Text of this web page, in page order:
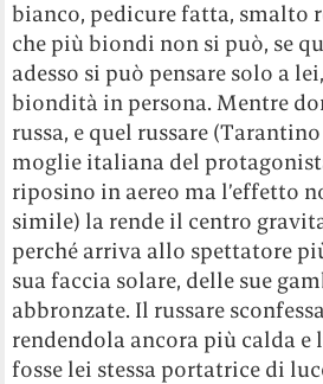
bianco, pedicure fatta, smalto
che più biondi non si può, se
adesso si può pensare solo a
biondità in persona. Mentre
russa, e quel russare
moglie italiana del
riposino in aereo ma l’effetto
simile) la rende il centro
perché arriva allo spettatore
sua faccia solare, delle sue
abbronzate. Il russare
rendendola ancora più calda e
fosse lei stessa portatrice di